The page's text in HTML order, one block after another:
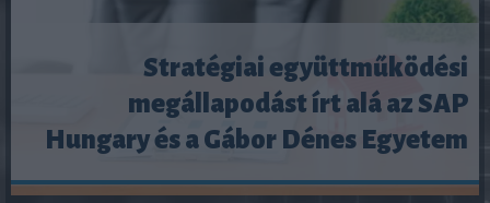
Stratégiai együttműködési
megállapodást írt alá az SAP
Hungary és a Gábor Dénes Egyetem